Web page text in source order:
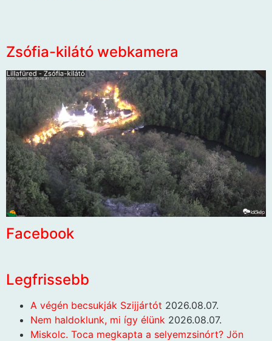
Zsófia-kilátó webkamera
Facebook
Legfrissebb
A végén becsukják Szijjártót 2026.08.07.
Nem haldoklunk, mi így élünk 2026.08.07.
Miskolc. Toca megkapta a selyemzsinórt? Jön